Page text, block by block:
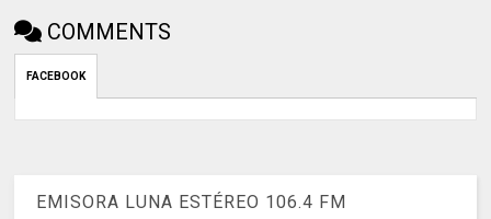
COMMENTS
FACEBOOK
EMISORA LUNA ESTÉREO 106.4 FM